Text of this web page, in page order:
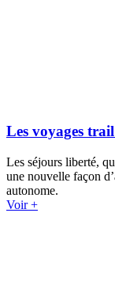
Les voyages
Les séjours liberté,
une nouvelle façon
autonome.
Voir +